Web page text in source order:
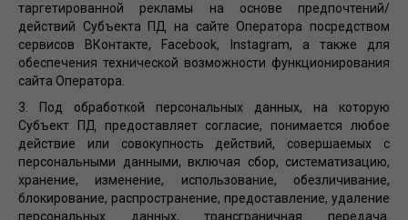
таргетированной рекламы на основе предпочтений/
действий Субъекта ПД на сайте Оператора посредством
сервисов ВКонтакте, Facebook, Instagram, а также для
обеспечения технической возможности функционирования
сайта Оператора.
3. Под обработкой персональных данных, на которую
Субъект ПД предоставляет согласие, понимается любое
действие или совокупность действий, совершаемых с
персональными данными, включая сбор, систематизацию,
хранение, изменение, использование, обезличивание,
блокирование, распространение, предоставление, удаление
персональных данных, трансграничная передача.